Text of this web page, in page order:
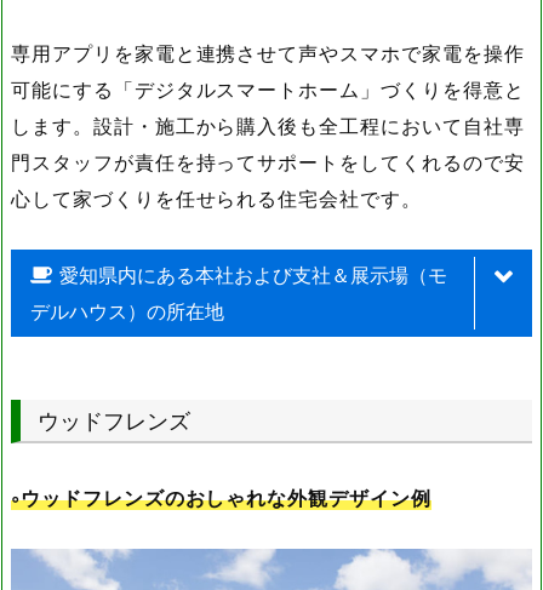
専用アプリを家電と連携させて声やスマホで家電を操作
可能にする「デジタルスマートホーム」づくりを得意と
します。設計・施工から購入後も全工程において自社専
門スタッフが責任を持ってサポートをしてくれるので安
心して家づくりを任せられる住宅会社です。
愛知県内にある本社および支社＆展示場（モ
デルハウス）の所在地
名古屋支店 愛知県名古屋市中区丸の内3-23-20
ウッドフレンズ
◦ウッドフレンズのおしゃれな外観デザイン例